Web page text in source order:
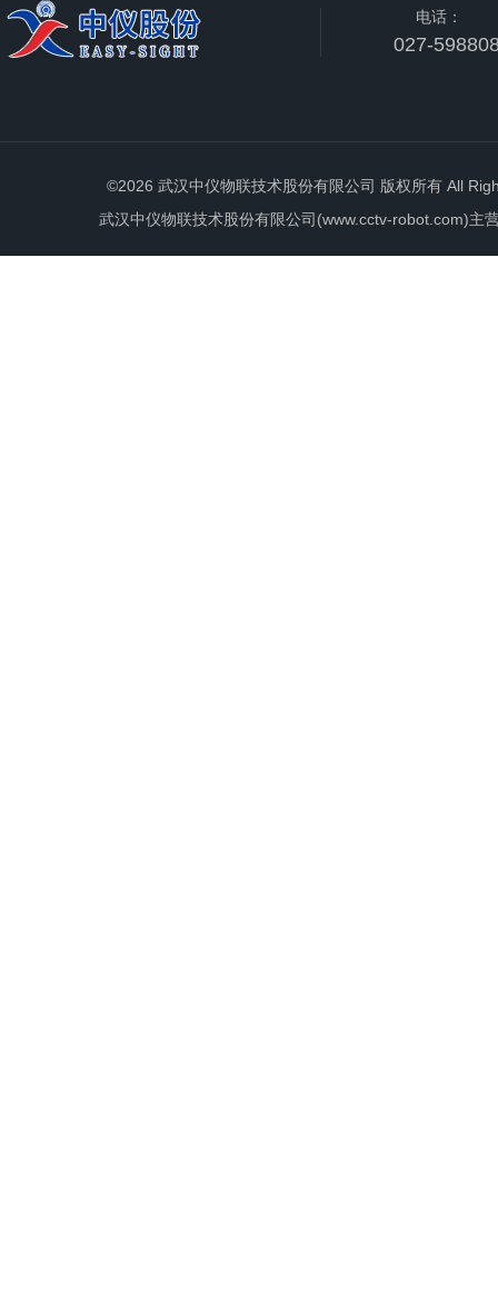
电话：
027-
©2026 武汉中仪物联技术股份有限公司 版权所有 All
武汉中仪物联技术股份有限公司(www.cctv-robot.com)主